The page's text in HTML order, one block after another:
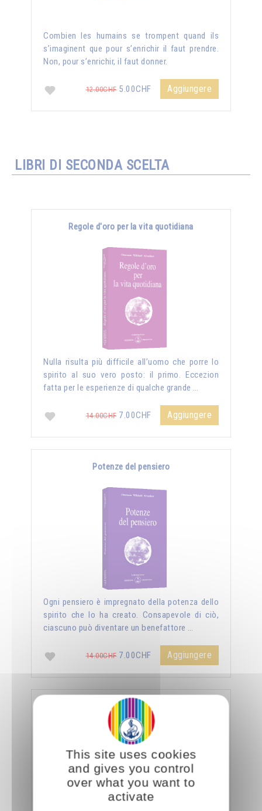
Combien les humains se trompent quand ils
s’imaginent que pour s’enrichir il faut prendre.
Non, pour s’enrichir, il faut donner.
12.00CHF5.00CHF Aggiungere
LIBRI DI SECONDA SCELTA
Regole d'oro per la vita quotidiana
Nulla risulta più difficile all’uomo che porre lo
spirito al suo vero posto: il primo. Eccezion
fatta per le esperienze di qualche grande …
14.00CHF7.00CHF Aggiungere
Potenze del pensiero
Ogni pensiero è impregnato della potenza dello
spirito che lo ha creato. Consapevole di ciò,
ciascuno può diventare un benefattore …
14.00CHF7.00CHF Aggiungere
La sessualità forza del cielo
This site uses cookies
and gives you control
over what you want to
activate